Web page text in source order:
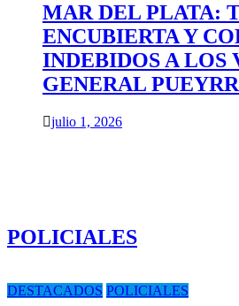
MAR DEL PLATA:
ENCUBIERTA Y
INDEBIDOS A LOS
GENERAL
julio 1, 2026
POLICIALES
DESTACADOS POLICIALES